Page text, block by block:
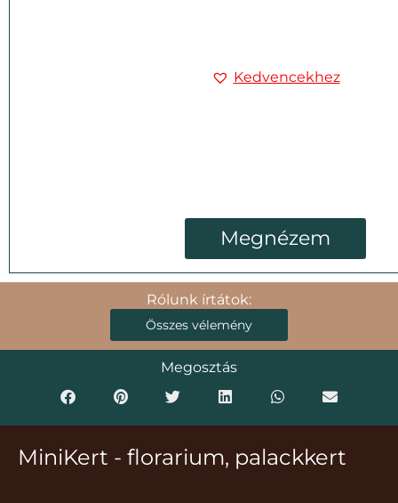
Kedvencekhez
Megnézem
Rólunk írtátok:
Összes vélemény
Megosztás
MiniKert - florarium, palackkert